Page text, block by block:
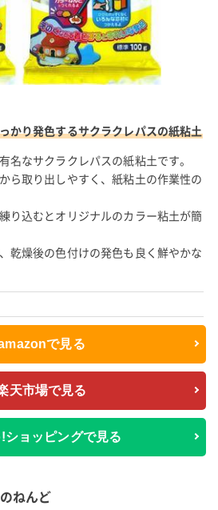
かり発色するサクラクレパスの紙粘土
名なサクラクレパスの紙粘土です。
ら取り出しやすく、紙粘土の作業性の
り込むとオリジナルのカラー粘土が簡
乾燥後の色付けの発色も良く鮮やかな
で見る
天市場で見る
ショッピングで見る
ねんど